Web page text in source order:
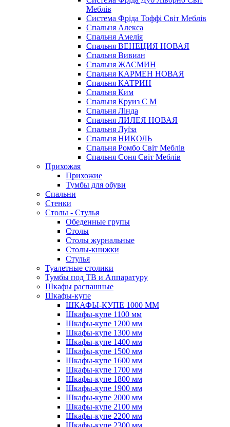
Меблів
Система Фріда Тоффі Світ Меблів
Спальня Алекса
Спальня Амелія
Спальня ВЕНЕЦИЯ НОВАЯ
Спальня Вивиан
Спальня ЖАСМИН
Спальня КАРМЕН НОВАЯ
Спальня КАТРИН
Спальня Ким
Спальня Круиз С М
Спальня Лінда
Спальня ЛИЛЕЯ НОВАЯ
Спальня Луїза
Спальня НИКОЛЬ
Спальня Ромбо Світ Меблів
Спальня Соня Світ Меблів
Прихожая
Прихожие
Тумбы для обуви
Спальни
Стенки
Столы - Стулья
Обеденные групы
Столы
Столы журнальные
Столы-книжки
Стулья
Туалетные столики
Тумбы под ТВ и Аппаратуру
Шкафы распашные
Шкафы-купе
ШКАФЫ-КУПЕ 1000 ММ
Шкафы-купе 1100 мм
Шкафы-купе 1200 мм
Шкафы-купе 1300 мм
Шкафы-купе 1400 мм
Шкафы-купе 1500 мм
Шкафы-купе 1600 мм
Шкафы-купе 1700 мм
Шкафы-купе 1800 мм
Шкафы-купе 1900 мм
Шкафы-купе 2000 мм
Шкафы-купе 2100 мм
Шкафы-купе 2200 мм
Шкафы-купе 2300 мм